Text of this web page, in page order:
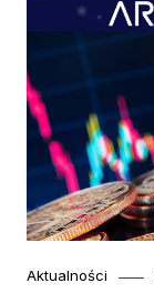
Category
Aktualności